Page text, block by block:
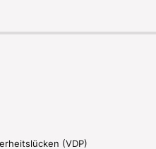
(VDP)